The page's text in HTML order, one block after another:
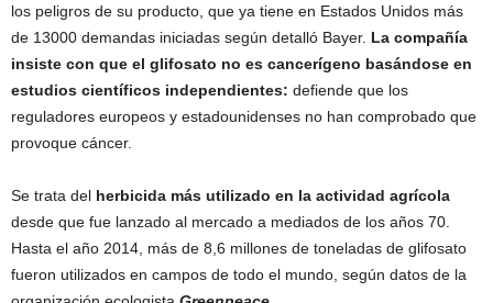
los peligros de su producto, que ya tiene en Estados Unidos más
de 13000 demandas iniciadas según detalló Bayer. La compañía
insiste con que el glifosato no es cancerígeno basándose en
estudios científicos independientes: defiende que los
reguladores europeos y estadounidenses no han comprobado que
provoque cáncer.
Se trata del herbicida más utilizado en la actividad agrícola
desde que fue lanzado al mercado a mediados de los años 70.
Hasta el año 2014, más de 8,6 millones de toneladas de glifosato
fueron utilizados en campos de todo el mundo, según datos de la